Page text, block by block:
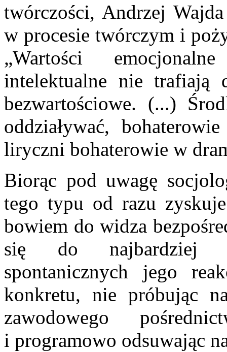
twórczości, Andrzej
w procesie twórczym i
„Wartości
intelektualne nie trafiają
bezwartościowe. (...)
oddziaływać,
liryczni bohaterowie w
Biorąc pod uwagę
tego typu od razu
bowiem do widza
się do najbardziej
spontanicznych jego
konkretu, nie próbując
zawodowego
i programowo odsuwając